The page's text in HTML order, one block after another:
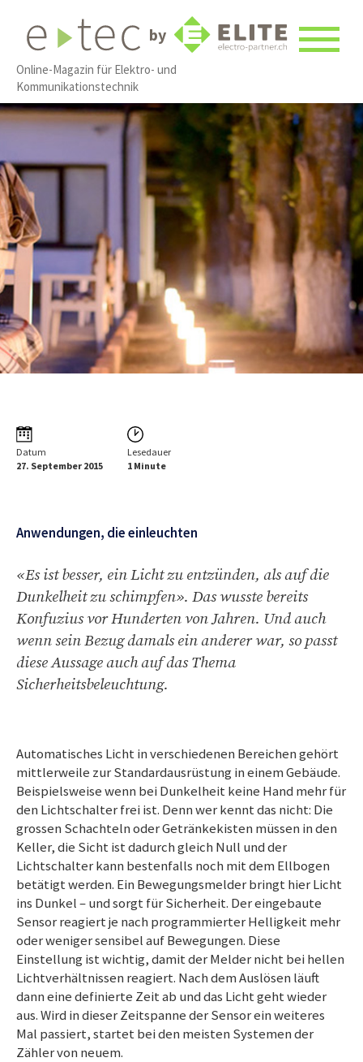
by
Online-Magazin für Elektro- und
Kommunikationstechnik
Datum
27. September 2015
Lesedauer
1 Minute
Anwendungen, die einleuchten
«Es ist besser, ein Licht zu entzünden, als auf die
Dunkelheit zu schimpfen». Das wusste bereits
Konfuzius vor Hunderten von Jahren. Und auch
wenn sein Bezug damals ein anderer war, so passt
diese Aussage auch auf das Thema
Sicherheitsbeleuchtung.
Automatisches Licht in verschiedenen Bereichen gehört
mittlerweile zur Standardausrüstung in einem Gebäude.
Beispielsweise wenn bei Dunkelheit keine Hand mehr für
den Lichtschalter frei ist. Denn wer kennt das nicht: Die
grossen Schachteln oder Getränkekisten müssen in den
Keller, die Sicht ist dadurch gleich Null und der
Lichtschalter kann bestenfalls noch mit dem Ellbogen
betätigt werden. Ein Bewegungsmelder bringt hier Licht
ins Dunkel – und sorgt für Sicherheit. Der eingebaute
Sensor reagiert je nach programmierter Helligkeit mehr
oder weniger sensibel auf Bewegungen. Diese
Einstellung ist wichtig, damit der Melder nicht bei hellen
Lichtverhältnissen reagiert. Nach dem Auslösen läuft
dann eine definierte Zeit ab und das Licht geht wieder
aus. Wird in dieser Zeitspanne der Sensor ein weiteres
Mal passiert, startet bei den meisten Systemen der
Zähler von neuem.